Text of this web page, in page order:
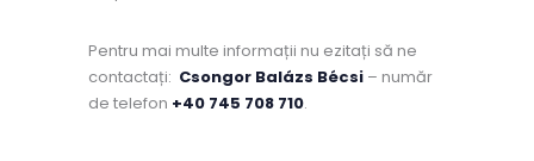
Pentru mai multe informații nu ezitați să ne
contactați: Csongor Balázs Bécsi – număr
de telefon +40 745 708 710.